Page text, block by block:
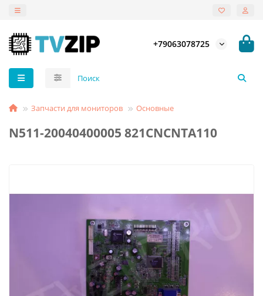
+79063078725
Запчасти для мониторов Основные
N511-20040400005 821CNCNTA110